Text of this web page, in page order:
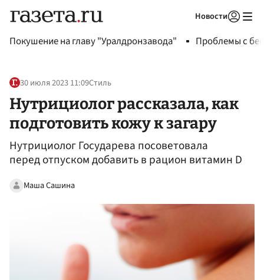
Новости
Покушение на главу "Уралдронзавода" Проблемы с
30 июля 2023 11:09Стиль
Нутрициолог рассказала, как
подготовить кожу к загару
Нутрициолог Государева посоветовала
перед отпуском добавить в рацион витамин D
Маша Сашина